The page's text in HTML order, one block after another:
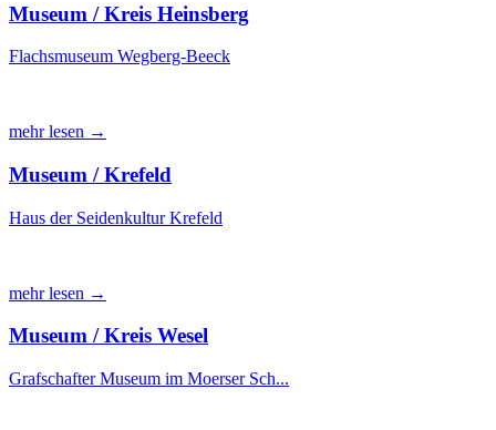
Museum / Kreis Heinsberg
Flachsmuseum Wegberg-Beeck
mehr lesen →
Museum / Krefeld
Haus der Seidenkultur Krefeld
mehr lesen →
Museum / Kreis Wesel
Grafschafter Museum im Moerser Sch...